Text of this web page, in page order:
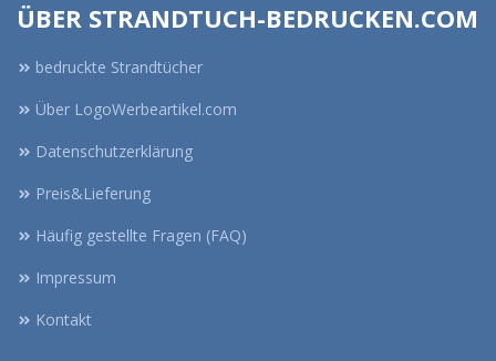
ÜBER STRANDTUCH-BEDRUCKEN.COM
bedruckte Strandtücher
Über LogoWerbeartikel.com
Datenschutzerklärung
Preis&Lieferung
Häufig gestellte Fragen (FAQ)
Impressum
Kontakt